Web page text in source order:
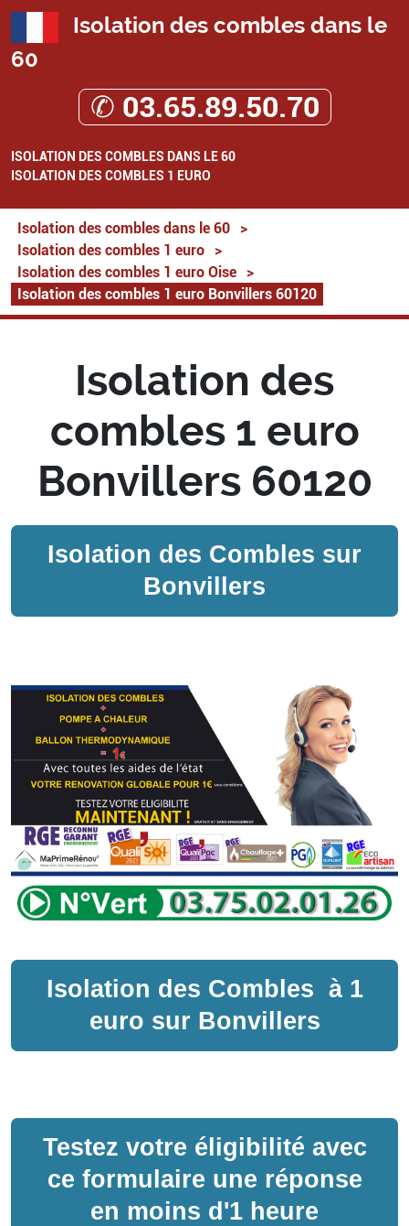
Isolation des combles dans le
60
✆ 03.65.89.50.70
ISOLATION DES COMBLES DANS LE 60
ISOLATION DES COMBLES 1 EURO
Isolation des combles dans le 60
>
Isolation des combles 1 euro
>
Isolation des combles 1 euro Oise
>
Isolation des combles 1 euro Bonvillers 60120
Isolation des
combles 1 euro
Bonvillers 60120
Isolation des Combles sur
Bonvillers
Isolation des Combles à 1
euro sur Bonvillers
Testez votre éligibilité avec
ce formulaire une réponse
en moins d'1 heure